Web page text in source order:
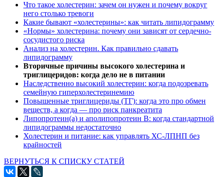
Что такое холестерин: зачем он нужен и почему вокруг
него столько тревоги
Какие бывают «холестерины»: как читать липидограмму
«Нормы» холестерина: почему они зависят от сердечно-
сосудистого риска
Анализ на холестерин. Как правильно сдавать
липидограмму
Вторичные причины высокого холестерина и
триглицеридов: когда дело не в питании
Наследственно высокий холестерин: когда подозревать
семейную гиперхолестеринемию
Повышенные триглицериды (ТГ): когда это про обмен
веществ, а когда — про риск панкреатита
Липопротеин(а) и аполипопротеин B: когда стандартной
липидограммы недостаточно
Холестерин и питание: как управлять ХС-ЛПНП без
крайностей
ВЕРНУТЬСЯ К СПИСКУ СТАТЕЙ